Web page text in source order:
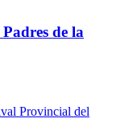
de la